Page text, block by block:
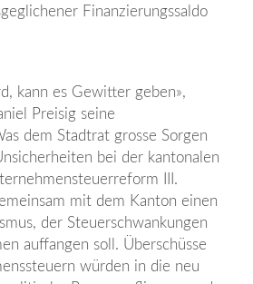
Finanzierungssaldo
kann es Gewitter geben»,
Preisig seine
dem Stadtrat grosse Sorgen
bei der kantonalen
III.
mit dem Kanton einen
der Steuerschwankungen
auffangen soll. Überschüsse
würden in die neu